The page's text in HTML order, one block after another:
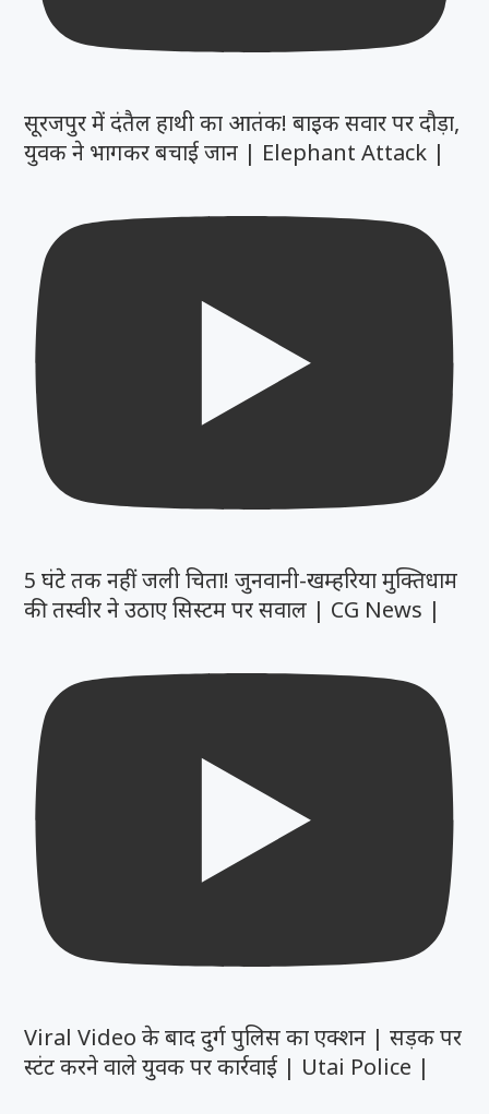
सूरजपुर में दंतैल हाथी का आतंक! बाइक सवार पर दौड़ा,
युवक ने भागकर बचाई जान | Elephant Attack |
5 घंटे तक नहीं जली चिता! जुनवानी-खम्हरिया मुक्तिधाम
की तस्वीर ने उठाए सिस्टम पर सवाल | CG News |
Viral Video के बाद दुर्ग पुलिस का एक्शन | सड़क पर
स्टंट करने वाले युवक पर कार्रवाई | Utai Police |